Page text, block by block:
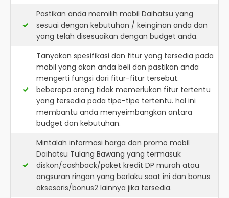
Pastikan anda memilih mobil Daihatsu yang
sesuai dengan kebutuhan / keinginan anda dan
yang telah disesuaikan dengan budget anda.
Tanyakan spesifikasi dan fitur yang tersedia pada
mobil yang akan anda beli dan pastikan anda
mengerti fungsi dari fitur-fitur tersebut.
beberapa orang tidak memerlukan fitur tertentu
yang tersedia pada tipe-tipe tertentu. hal ini
membantu anda menyeimbangkan antara
budget dan kebutuhan.
Mintalah informasi harga dan promo mobil
Daihatsu Tulang Bawang yang termasuk
diskon/cashback/paket kredit DP murah atau
angsuran ringan yang berlaku saat ini dan bonus
aksesoris/bonus2 lainnya jika tersedia.